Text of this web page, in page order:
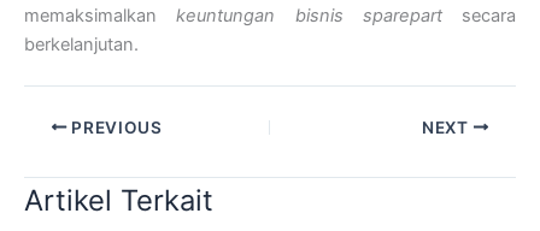
memaksimalkankeuntungan bisnis sparepartsecara
berkelanjutan.
PREVIOUS NEXT
Artikel Terkait